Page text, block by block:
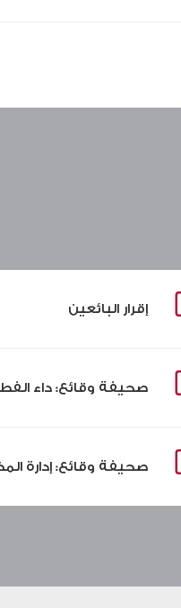
إقرار البائعين
صحيفة وقائع: داء
صحيفة وقائع: إدارة